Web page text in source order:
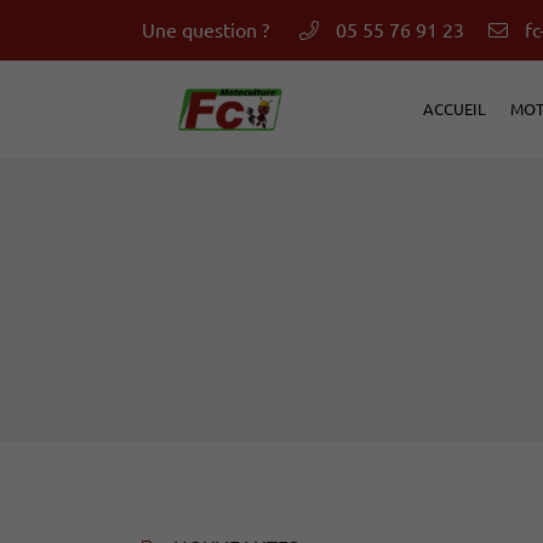
Une question ? 05 55 76 91 23
ACCUEIL
87160 Saint Sulpice Les Feuilles